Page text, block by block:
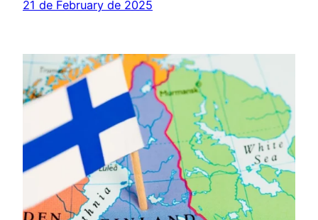
21 de February de 2025